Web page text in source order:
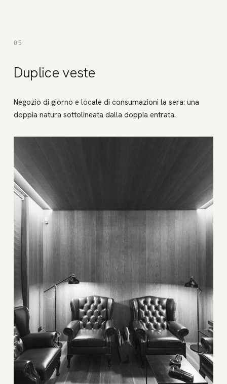
05
Duplice veste
Negozio di giorno e locale di consumazioni la sera: una
doppia natura sottolineata dalla doppia entrata.